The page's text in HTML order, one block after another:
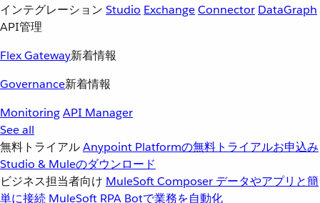
インテグレーション Studio ExchangeConnector DataGraph
API管理
Flex Gateway新着情報
Governance新着情報
MonitoringAPI Manager
See all
無料トライアルAnypoint Platformの無料トライアルお申込み
Studio & Muleのダウンロード
ビジネス担当者向け MuleSoft Composer データやアプリと簡
単に接続 MuleSoft RPA Botで業務を自動化